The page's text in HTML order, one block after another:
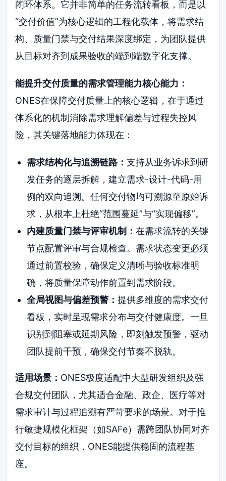
闭环体系。它并非简单的任务流转看板，而是以
“交付价值”为核心逻辑的工程化载体，将需求结
构、质量门禁与交付结果深度绑定，为团队提供
从目标对齐到成果验收的端到端数字化支撑。
能提升交付质量的需求管理能力核心能力：
ONES在保障交付质量上的核心逻辑，在于通过
体系化的机制消除需求理解偏差与过程失控风
险，其关键落地能力体现在：
需求结构化与追溯链路： 支持从业务诉求到研
发任务的逐层拆解，建立需求-设计-代码-用
例的双向追溯。任何交付物均可溯源至原始诉
求，从根本上杜绝“范围蔓延”与“实现偏移”。
内建质量门禁与评审机制： 在需求流转的关键
节点配置评审与合规检查。需求状态变更必须
通过前置校验，确保定义清晰与验收标准明
确，将质量保障动作前置到需求阶段。
全局视图与偏差预警： 提供多维度的需求交付
看板，实时呈现需求分布与交付健康度。一旦
识别到阻塞或延期风险，即刻触发预警，驱动
团队提前干预，确保交付节奏不脱轨。
适用场景： ONES极度适配中大型研发组织及强
合规交付团队，尤其适合金融、政企、医疗等对
需求审计与过程追溯有严苛要求的场景。对于推
行敏捷规模化框架（如SAFe）需跨团队协同对齐
交付目标的组织，ONES能提供稳固的流程基
座。